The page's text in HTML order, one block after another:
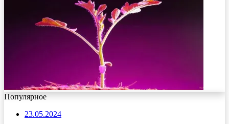
Популярное
23.05.2024